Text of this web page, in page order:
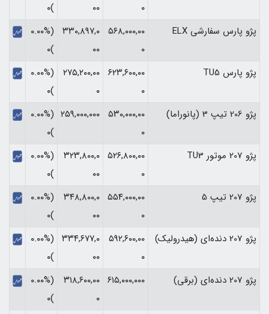
۰
۰۰
)۰
پژو پارس سفارشی ELX
۵۶۸,۰۰۰,۰۰
۰
۳۳۰,۸۹۷,۰
۰۰
(۰.۰۰%
)۰
پژو پارس TU5
۶۲۳,۶۰۰,۰۰
۰
۲۷۵,۲۰۰,۰۰
۰
(۰.۰۰%
)۰
پژو 206 تیپ 3 (پانوراما)
۵۳۰,۰۰۰,۰۰
۰
۲۵۹,۰۰۰,۰۰۰
(۰.۰۰%
)۰
پژو 207 موتور TU3
۵۲۶,۸۰۰,۰۰
۰
۳۲۳,۸۰۰,۰
۰۰
(۰.۰۰%
)۰
پژو 207 تیپ 5
۵۵۴,۰۰۰,۰۰
۰
۳۴۸,۸۰۰,۰
۰۰
(۰.۰۰%
)۰
پژو 207 دنده‌ای (هیدرولیک)
۵۹۲,۶۰۰,۰۰
۰
۳۳۴,۶۷۷,۰
۰۰
(۰.۰۰%
)۰
پژو 207 دنده‌ای (برقی)
۶۱۵,۰۰۰,۰۰۰ ۳۱۸,۶۰۰,۰۰
۰
(۰.۰۰%
)۰